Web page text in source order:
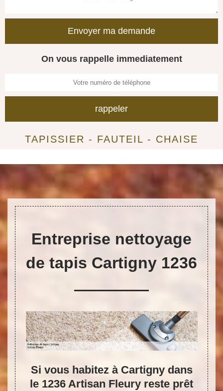
On vous rappelle immediatement
TAPISSIER - FAUTEIL - CHAISE
Entreprise nettoyage
de tapis Cartigny 1236
Si vous habitez à Cartigny dans
le 1236 Artisan Fleury reste prêt